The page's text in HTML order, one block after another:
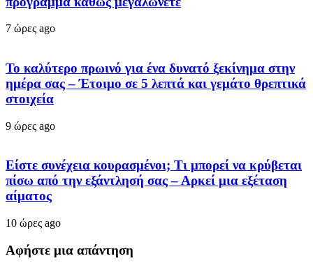
7 ώρες ago
Το καλύτερο πρωινό για ένα δυνατό ξεκίνημα στην
ημέρα σας – Έτοιμο σε 5 λεπτά και γεμάτο θρεπτικά
στοιχεία
9 ώρες ago
Είστε συνέχεια κουρασμένοι; Τι μπορεί να κρύβεται
πίσω από την εξάντλησή σας – Αρκεί μια εξέταση
αίματος
10 ώρες ago
Αφήστε μια απάντηση